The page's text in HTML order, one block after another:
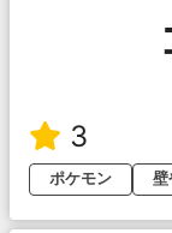
3
ポケモン
壁